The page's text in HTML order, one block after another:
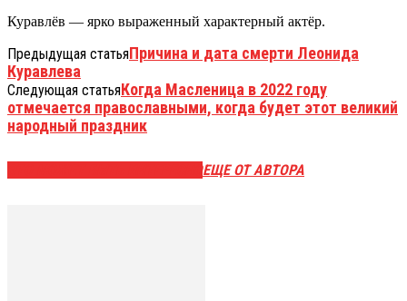
Куравлёв — ярко выраженный характерный актёр.
Предыдущая статьяПричина и дата смерти Леонида
Куравлева
Следующая статьяКогда Масленица в 2022 году
отмечается православными, когда будет этот великий
народный праздник
ЕЩЕ ОТ АВТОРА